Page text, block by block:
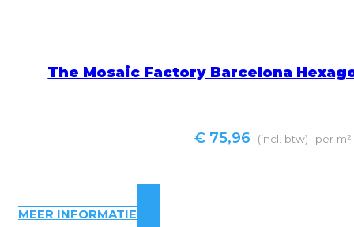
The Mosaic Factory Barcelona
€ 75,96 (incl. btw) per m²
MEER INFORMATIE